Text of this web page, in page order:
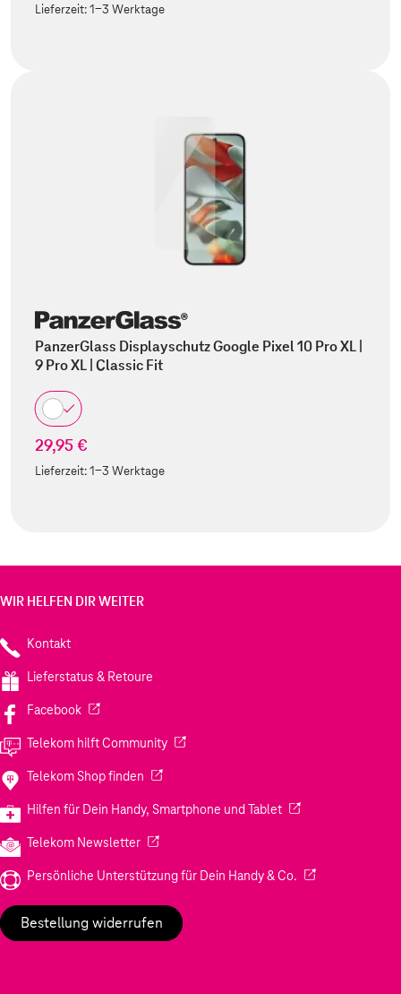
Lieferzeit:1-3 Werktage
PanzerGlass Displayschutz Google Pixel 10 Pro XL |
9 Pro XL | Classic Fit
29,95 €
Lieferzeit:1-3 Werktage
WIR HELFEN DIR WEITER
Kontakt
Lieferstatus & Retoure
Facebook(Wird in einem neuen Tab geöffnet)
Telekom hilft Community(Wird in einem neuen Tab geöffnet)
Telekom Shop finden (Wird in einem neuen Tab geöffnet)
Hilfen für Dein Handy, Smartphone und Tablet(Wird in einem
Telekom Newsletter(Wird in einem neuen Tab geöffnet)
Persönliche Unterstützung für Dein Handy & Co. (Wird in einem
Bestellung widerrufen